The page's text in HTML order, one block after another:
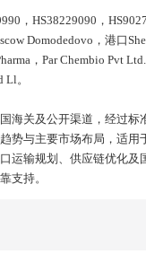
，HS38229090，
Domodedovo，港口
，par Chembio Pvt
Ll。
海关及公开渠道，经过标
势与主要市场布局，适用
运输规划、供应链优化及
支持。